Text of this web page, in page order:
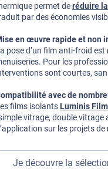
permet deréduire
par des économies
en œuvre rapide et non
pose d’un film anti-froid
Pour les
sont courtes,
avec de
films isolants Luminis
vitrage, double vitrage
sur les projets
Je découvre la